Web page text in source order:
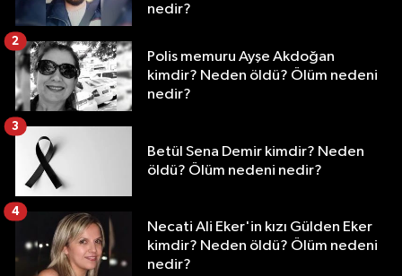
nedir?
Polis memuru Ayşe Akdoğan
kimdir? Neden öldü? Ölüm nedeni
nedir?
2
Betül Sena Demir kimdir? Neden
öldü? Ölüm nedeni nedir?
3
Necati Ali Eker'in kızı Gülden Eker
kimdir? Neden öldü? Ölüm nedeni
nedir?
4